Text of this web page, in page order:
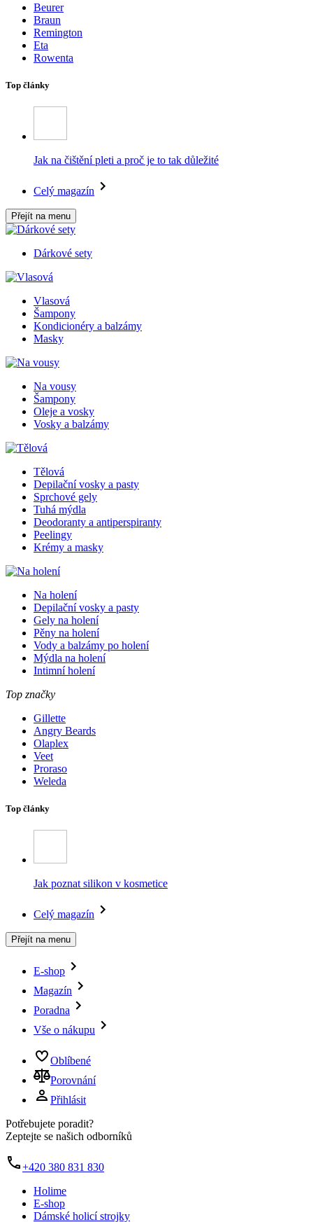
Beurer
Braun
Remington
Eta
Rowenta
Top články
Jak na čištění pleti a proč je to tak důležité
Celý magazín
Přejít na menu
Dárkové sety
Vlasová
Šampony
Kondicionéry a balzámy
Masky
Na vousy
Šampony
Oleje a vosky
Vosky a balzámy
Tělová
Depilační vosky a pasty
Sprchové gely
Tuhá mýdla
Deodoranty a antiperspiranty
Peelingy
Krémy a masky
Na holení
Depilační vosky a pasty
Gely na holení
Pěny na holení
Vody a balzámy po holení
Mýdla na holení
Intimní holení
Top značky
Gillette
Angry Beards
Olaplex
Veet
Proraso
Weleda
Top články
Jak poznat silikon v kosmetice
Celý magazín
Přejít na menu
E-shop
Magazín
Poradna
Vše o nákupu
Oblíbené
Porovnání
Přihlásit
Potřebujete poradit?
Zeptejte se našich odborníků
+420 380 831 830
Holime
E-shop
Dámské holicí strojky